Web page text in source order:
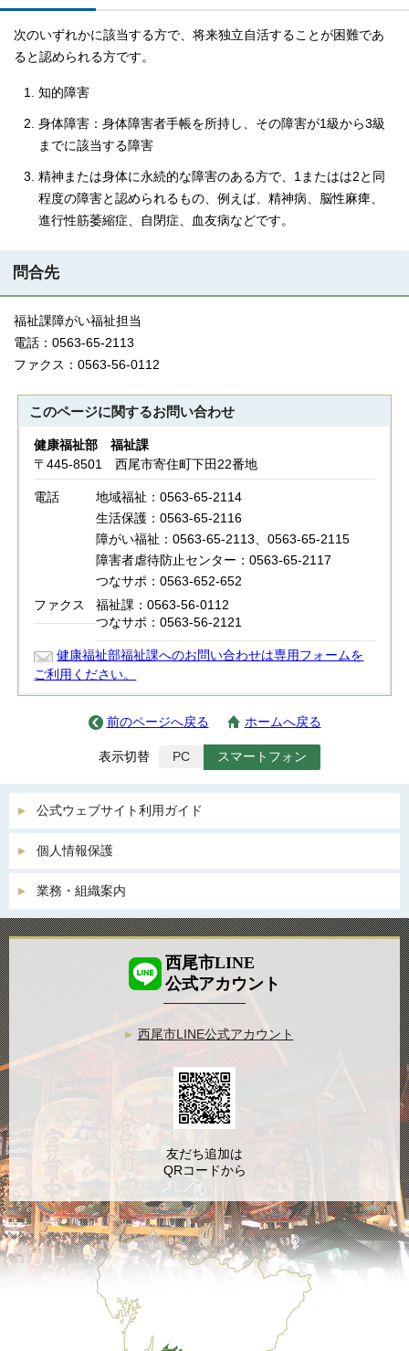
次のいずれかに該当する方で、将来独立自活することが困難であ
ると認められる方です。
知的障害
身体障害：身体障害者手帳を所持し、その障害が1級から3級
までに該当する障害
精神または身体に永続的な障害のある方で、1またはは2と同
程度の障害と認められるもの、例えば、精神病、脳性麻痺、
進行性筋萎縮症、自閉症、血友病などです。
問合先
福祉課障がい福祉担当
電話：0563-65-2113
ファクス：0563-56-0112
このページに関するお問い合わせ
健康福祉部 福祉課
〒445-8501 西尾市寄住町下田22番地
電話
地域福祉：0563-65-2114
生活保護：0563-65-2116
障がい福祉：0563-65-2113、0563-65-2115
障害者虐待防止センター：0563-65-2117
つなサポ：0563-652-652
ファクス
福祉課：0563-56-0112
つなサポ：0563-56-2121
健康福祉部福祉課へのお問い合わせは専用フォームを
ご利用ください。
前のページへ戻る ホームへ戻る
表示切替 PC スマートフォン
公式ウェブサイト利用ガイド
個人情報保護
業務・組織案内
西尾市LINE
公式アカウント
西尾市LINE公式アカウント
友だち追加は
QRコードから